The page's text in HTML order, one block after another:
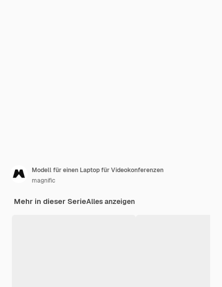
Modell für einen Laptop für Videokonferenzen
magnific
Mehr in dieser SerieAlles anzeigen